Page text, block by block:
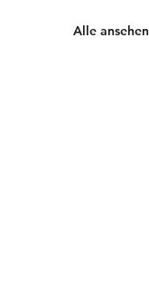
Alle ansehen